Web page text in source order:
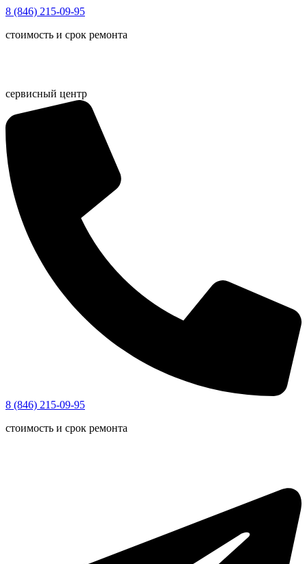
Перейти
содержимому
8 (846) 215-09-95
стоимость и срок ремонта
сервисный центр
8 (846) 215-09-95
стоимость и срок ремонта